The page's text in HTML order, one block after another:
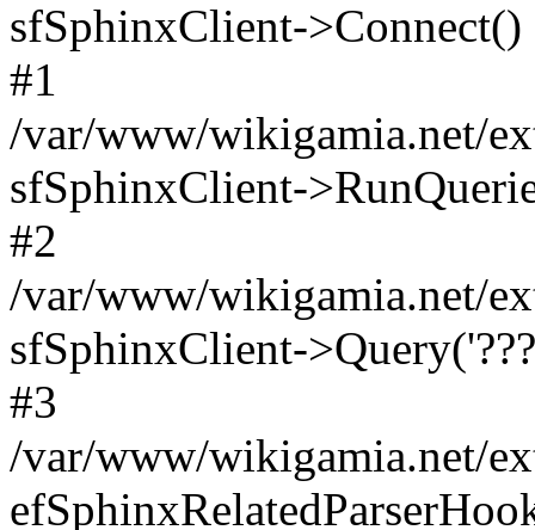
sfSphinxClient->Connect()
#1
/var/www/wikigamia.net/
sfSphinxClient-
#2
/var/www/wikigamia.net/
sfSphinxClient-
#3
/var/www/wikigamia.net/